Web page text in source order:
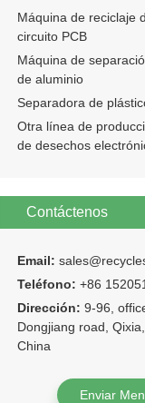
Máquina de reciclaje
circuito PCB
Máquina de
de aluminio
Separadora de
Otra línea de
de desechos
Contáctenos
Email:
Teléfono: +86
Dirección: 9-96,
Dongjiang road,
China
Enviar